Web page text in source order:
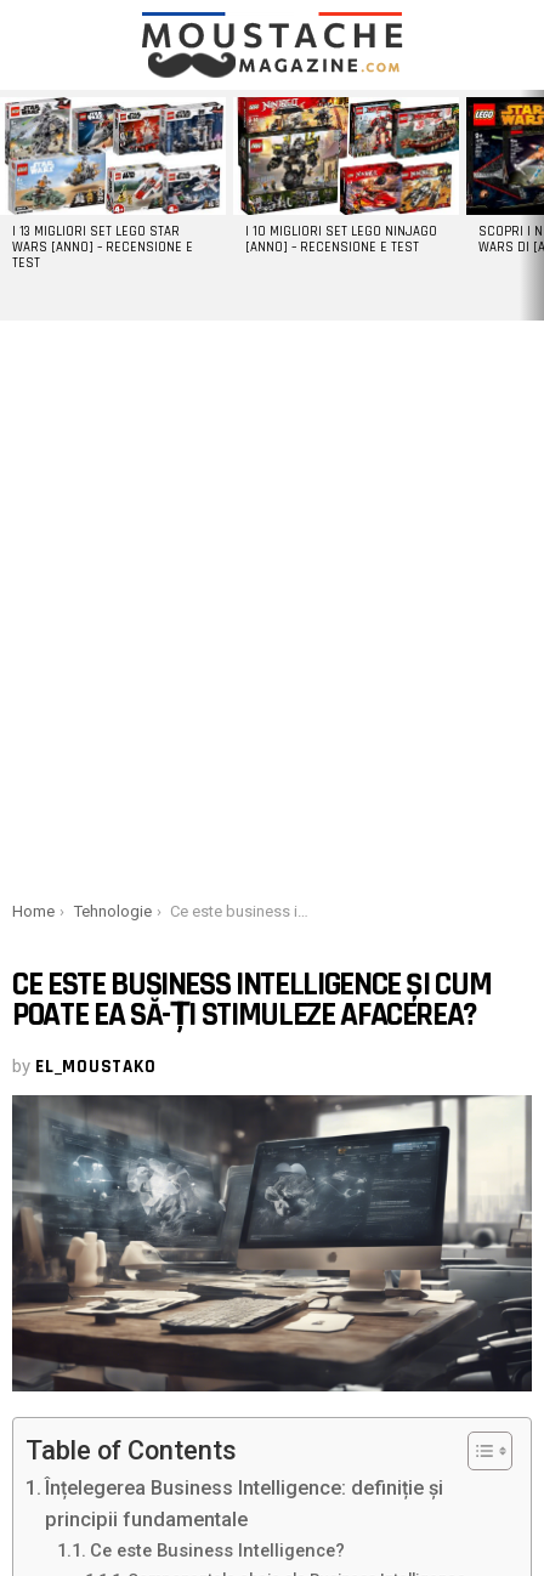
LATEST
STORIES
I 13 MIGLIORI SET LEGO STAR
WARS [ANNO] – RECENSIONE E
TEST
I 10 MIGLIORI SET LEGO NINJAGO
[ANNO] – RECENSIONE E TEST
SCOPRI I
WARS DI
You are here:
Home Tehnologie Ce este business intelligence și cum poate ea să-ți stimuleze afacerea?
CE ESTE BUSINESS INTELLIGENCE ȘI CUM
POATE EA SĂ-ȚI STIMULEZE AFACEREA?
by EL_MOUSTAKO
Table of Contents
Înțelegerea Business Intelligence: definiție și
principii fundamentale
Ce este Business Intelligence?